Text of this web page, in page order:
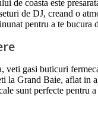
de coasta este
de DJ, creand o
pentru a te bucura
veti gasi buticuri
la Grand Baie, aflat in
sunt perfecte pentru